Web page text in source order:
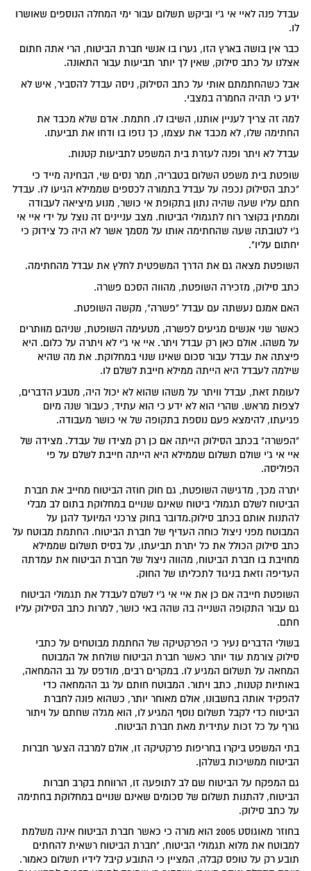
עבדל פנה לאיי אי ג'י וביקש תשלום עבור ימי המחלה הנוספים שאושרו
לו.
כבר אין בושה בארץ הזו, גערו בו אנשי חברת הביטוח, הרי אתה חתום
אצלנו על כתב סילוק, שאין לך יותר תביעות עבור התאונה.
אבל כשהחתמתם אותי על כתב הסילוק, ניסה עבדל להסביר, איש לא
ידע כי תהיה החמרה במצבי.
למה זה צריך לעניין אותנו, השיבו לו. חתמת. אדם שלא מכבד את
החתימה שלו, לא מכבד את עצמו, כך נזפו בו ודחו את תביעתו.
עבדל לא ויתר ופנה לעזרת בית המשפט לתביעות קטנות.
שופטת בית משפט השלום בטבריה, תמר נסים שי, הבחינה מייד כי
"כתב הסילוק נכפה על עבדל בתמורה לכספים שממילא הגיעו לו. עבדל
חתם עליו שעה שהיה נתון בתקופת אי כושר, מנוע מיציאה לעבודה
וממתין בקוצר רוח לתגמולי הביטוח. מצב עניינים זה נוצל על ידי איי אי
ג'י לטובתה שעה שהחתימה אותו על מסמך אשר לא היה כל צידוק כי
יחתום עליו".
השופטת מצאה גם את הדרך המשפטית לחלץ את עבדל מהחתימה.
כתב סילוק, מזכירה השופטת, מהווה הסכם פשרה.
האם אמנם נעשתה עם עבדל "פשרה", מקשה השופטת.
כאשר שני אנשים מגיעים לפשרה, מטעימה השופטת, שניהם מוותרים
על משהו. אולם כאן רק עבדל ויתר. איי אי ג'י לא ויתרה על כלום. היא
פיצתה את עבדל עבור סכום שאינו שנוי במחלוקת. את מה שהיא
שילמה לעבדל היא הייתה ממילא חייבת לשלם לו.
לעומת זאת, עבדל וויתר על משהו שהוא לא יכול היה, מטבע הדברים,
לצפות מראש. שהרי הוא לא ידע כי הוא עתיד, כעבור שנה מיום
פגיעתו, להימצא פעם נוספת בתקופה של אי כושר מעבודה.
"הפשרה" בכתב הסילוק הייתה אם כן רק מצידו של עבדל. מצידה של
איי אי ג'י שולם תשלום שממילא היא הייתה חייבת לשלם על פי
הפוליסה.
יתרה מכך, מדגישה השופטת, גם חוק חוזה הביטוח מחייב את חברת
הביטוח לשלם תגמולי ביטוח שאינם שנויים במחלוקת בתום לב מבלי
להתנות אותם בכתב סילוק.מדובר בחוק צרכני המיועד להגן על
המבוטח מפני ניצול כוחה העדיף של חברת הביטוח. החתמת מבוטח על
כתב סילוק הכולל את כל יתרת תביעתו, על בסיס תשלום שממילא
מחויבת בו חברת הביטוח, מהווה ניצול של חברת הביטוח את עמדתה
העדיפה וזאת בניגוד לתכליתו של החוק.
השופטת חייבה אם כן את איי אי ג'י לשלם לעבדל את תגמולי הביטוח
גם עבור התקופה השנייה בה שהה באי כושר, למרות כתב הסילוק עליו
חתם.
בשולי הדברים נעיר כי הפרקטיקה של החתמת מבוטחים על כתבי
סילוק צורמת עוד יותר כאשר חברת הביטוח שולחת אל המבוטח
המחאה על תשלום המגיע לו. במקרים רבים, מודפס על גב ההמחאה,
באותיות קטנות, כתב ויתור. המבוטח חותם על גב ההמחאה כדי
להפקיד אותה בחשבונו, אולם מאוחר יותר, כשהוא פונה לחברת
הביטוח כדי לקבל תשלום נוסף המגיע לו, הוא מגלה שחתם על ויתור
גורף על כל זכות עתידית מאת חברת הביטוח.
בתי המשפט ביקרו בחריפות פרקטיקה זו, אולם למרבה הצער חברות
הביטוח ממשיכות בשלהן.
גם המפקח על הביטוח שם לב לתופעה זו, הרווחת בקרב חברות
הביטוח, להתנות תשלום של סכומים שאינם שנויים במחלוקת בחתימה
על כתב סילוק.
בחוזר מאוגוסט 2005 הוא מורה כי כאשר חברת הביטוח אינה משלמת
למבוטח את מלוא תגמולי הביטוח, "חברת הביטוח רשאית להחתים
תובע רק על טופס קבלה, המציין כי התובע קיבל לידיו תשלום כאמור.